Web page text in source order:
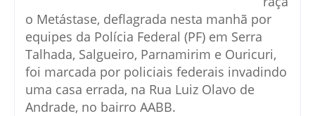
o Metástase, deflagrada nesta manhã por
equipes da Polícia Federal (PF) em Serra
Talhada, Salgueiro, Parnamirim e Ouricuri,
foi marcada por policiais federais invadindo
uma casa errada, na Rua Luiz Olavo de
Andrade, no bairro AABB.